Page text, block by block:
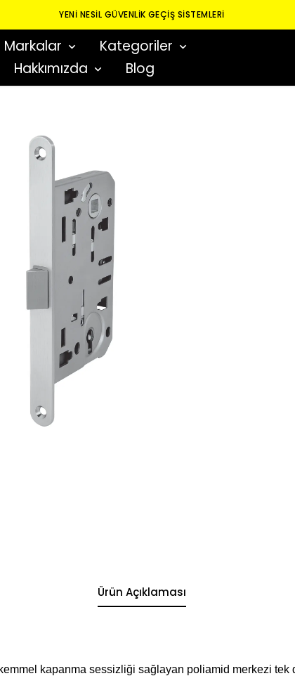
YENI NESIL GÜVENLIK GEÇIŞ SISTEMLERI
Markalar
Kategoriler
Hakkımızda Blog
Ürün Açıklaması
kapanma sessizliği sağlayan poliamid merkezi tek